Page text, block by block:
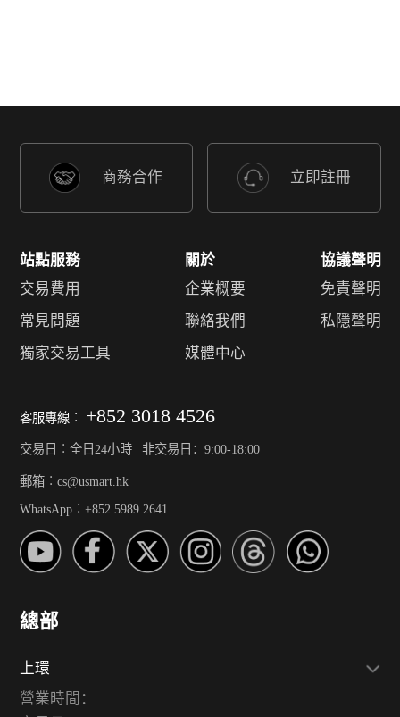
商務合作 立即註冊
站點服務
交易費用
常見問題
獨家交易工具
關於
企業概要
聯絡我們
媒體中心
協議聲明
免責聲明
私隱聲明
客服專線︰ +852 3018 4526
交易日︰全日24小時 | 非交易日：9:00-18:00
郵箱︰cs@usmart.hk
WhatsApp︰+852 5989 2641
總部
上環
營業時間：